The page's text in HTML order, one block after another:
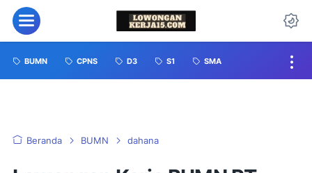
BUMN CPNS D3 S1 SMA
Beranda BUMN dahana